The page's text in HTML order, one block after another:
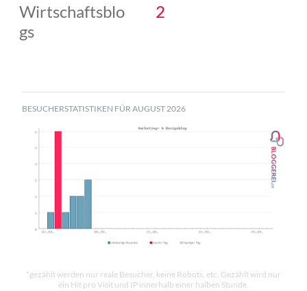
Wirtschaftsblo
gs
2
BESUCHERSTATISTIKEN FÜR AUGUST 2026
*gezählt werden nur reale Besucher, keine Robots, etc. Gezählt wird nur
ein Hit pro Visit und IP innerhalb einer halben Stunde.